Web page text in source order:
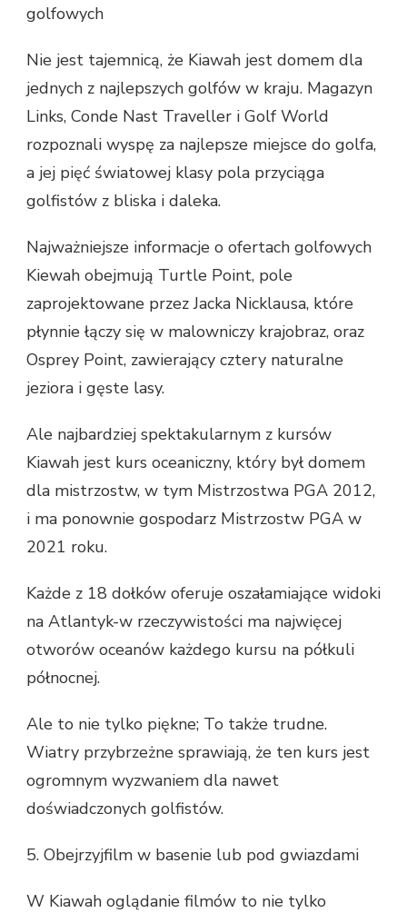
golfowych
Nie jest tajemnicą, że Kiawah jest domem dla
jednych z najlepszych golfów w kraju. Magazyn
Links, Conde Nast Traveller i Golf World
rozpoznali wyspę za najlepsze miejsce do golfa,
a jej pięć światowej klasy pola przyciąga
golfistów z bliska i daleka.
Najważniejsze informacje o ofertach golfowych
Kiewah obejmują Turtle Point, pole
zaprojektowane przez Jacka Nicklausa, które
płynnie łączy się w malowniczy krajobraz, oraz
Osprey Point, zawierający cztery naturalne
jeziora i gęste lasy.
Ale najbardziej spektakularnym z kursów
Kiawah jest kurs oceaniczny, który był domem
dla mistrzostw, w tym Mistrzostwa PGA 2012,
i ma ponownie gospodarz Mistrzostw PGA w
2021 roku.
Każde z 18 dołków oferuje oszałamiające widoki
na Atlantyk-w rzeczywistości ma najwięcej
otworów oceanów każdego kursu na półkuli
północnej.
Ale to nie tylko piękne; To także trudne.
Wiatry przybrzeżne sprawiają, że ten kurs jest
ogromnym wyzwaniem dla nawet
doświadczonych golfistów.
5. Obejrzyjfilm w basenie lub pod gwiazdami
W Kiawah oglądanie filmów to nie tylko